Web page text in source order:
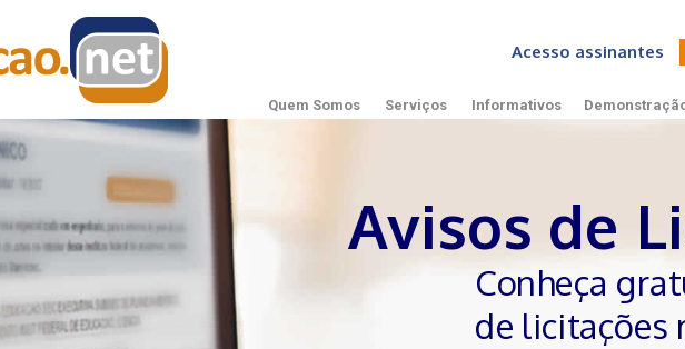
Acesso assinantes
Quem Somos Serviços Informativos
Avisos de
Conheça
de licitações